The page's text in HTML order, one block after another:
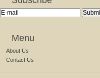
Menu
About Us
Contact Us